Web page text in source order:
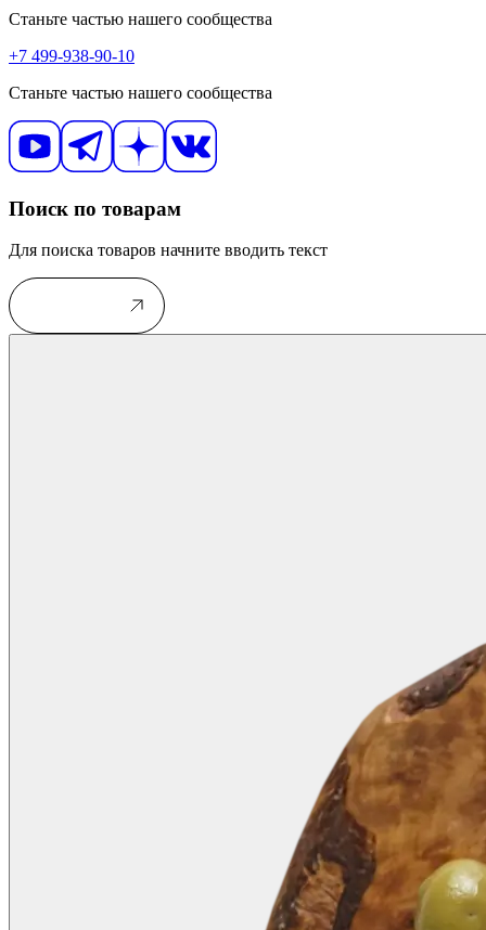
Станьте частью нашего сообщества
+7 499-938-90-10
Станьте частью нашего сообщества
Поиск по товарам
Для поиска товаров начните вводить текст